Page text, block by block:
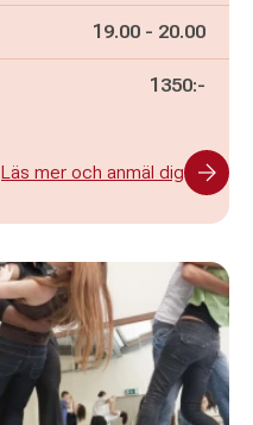
Pågår mellan
19.00 - och
20.00
1350:-
Läs mer och anmäl dig